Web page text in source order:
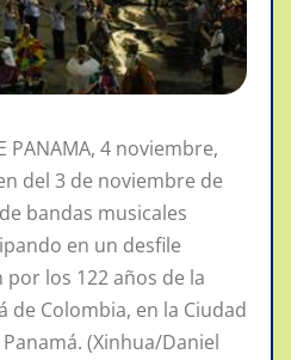
PANAMA, 4 noviembre,
del 3 de noviembre de
bandas musicales
en un desfile
los 122 años de la
de Colombia, en la Ciudad
(Xinhua/Daniel